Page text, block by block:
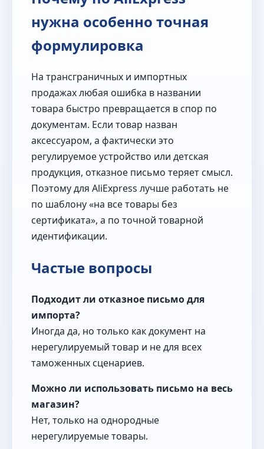
нужна особенно точная
формулировка
На трансграничных и импортных
продажах любая ошибка в названии
товара быстро превращается в спор по
документам. Если товар назван
аксессуаром, а фактически это
регулируемое устройство или детская
продукция, отказное письмо теряет смысл.
Поэтому для AliExpress лучше работать не
по шаблону «на все товары без
сертификата», а по точной товарной
идентификации.
Частые вопросы
Подходит ли отказное письмо для
импорта?
Иногда да, но только как документ на
нерегулируемый товар и не для всех
таможенных сценариев.
Можно ли использовать письмо на весь
магазин?
Нет, только на однородные
нерегулируемые товары.